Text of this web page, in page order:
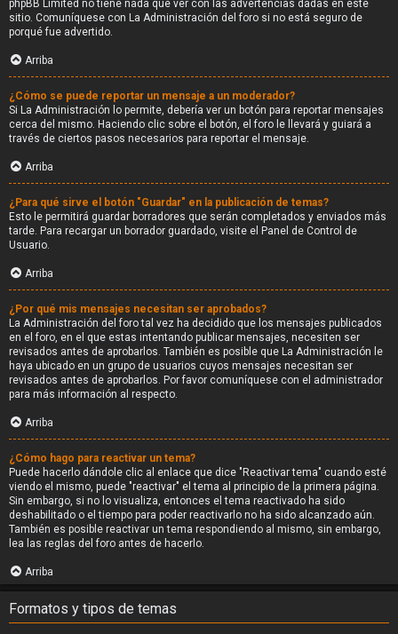
phpBB Limited no tiene nada que ver con las advertencias dadas en este
sitio. Comuníquese con La Administración del foro si no está seguro de
porqué fue advertido.
Arriba
¿Cómo se puede reportar un mensaje a un moderador?
Si La Administración lo permite, debería ver un botón para reportar mensajes
cerca del mismo. Haciendo clic sobre el botón, el foro le llevará y guiará a
través de ciertos pasos necesarios para reportar el mensaje.
Arriba
¿Para qué sirve el botón "Guardar" en la publicación de temas?
Esto le permitirá guardar borradores que serán completados y enviados más
tarde. Para recargar un borrador guardado, visite el Panel de Control de
Usuario.
Arriba
¿Por qué mis mensajes necesitan ser aprobados?
La Administración del foro tal vez ha decidido que los mensajes publicados
en el foro, en el que estas intentando publicar mensajes, necesiten ser
revisados antes de aprobarlos. También es posible que La Administración le
haya ubicado en un grupo de usuarios cuyos mensajes necesitan ser
revisados antes de aprobarlos. Por favor comuníquese con el administrador
para más información al respecto.
Arriba
¿Cómo hago para reactivar un tema?
Puede hacerlo dándole clic al enlace que dice "Reactivar tema" cuando esté
viendo el mismo, puede "reactivar" el tema al principio de la primera página.
Sin embargo, si no lo visualiza, entonces el tema reactivado ha sido
deshabilitado o el tiempo para poder reactivarlo no ha sido alcanzado aún.
También es posible reactivar un tema respondiendo al mismo, sin embargo,
lea las reglas del foro antes de hacerlo.
Arriba
Formatos y tipos de temas